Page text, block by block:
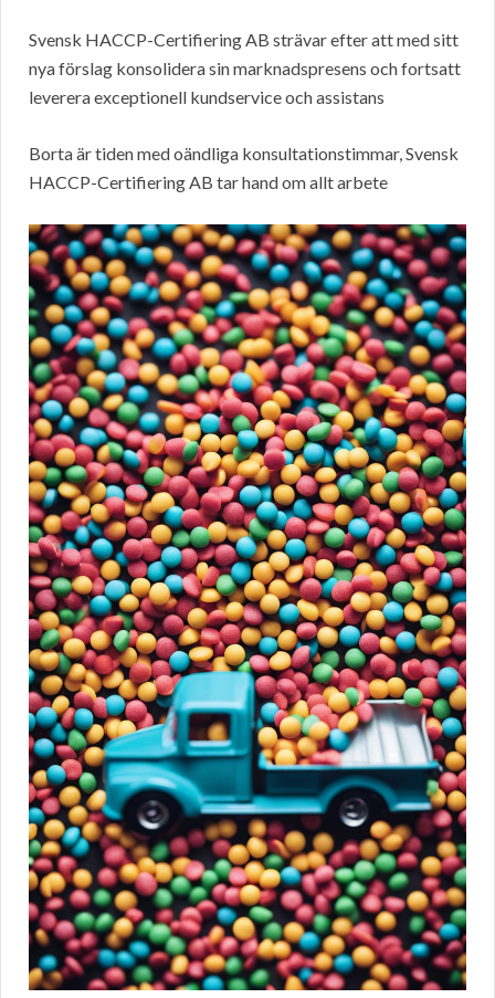
Svensk HACCP-Certifiering AB strävar efter att med sitt
nya förslag konsolidera sin marknadspresens och fortsatt
leverera exceptionell kundservice och assistans
Borta är tiden med oändliga konsultationstimmar, Svensk
HACCP-Certifiering AB tar hand om allt arbete